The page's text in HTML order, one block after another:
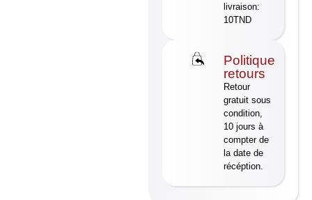
livraison:
10TND
Politique
retours
Retour
gratuit sous
condition,
10 jours à
compter de
la date de
récéption.